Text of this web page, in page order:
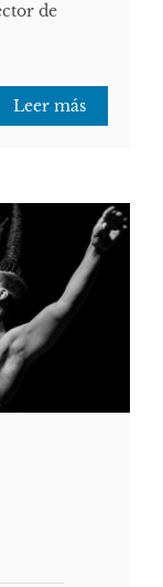
de
Leer más